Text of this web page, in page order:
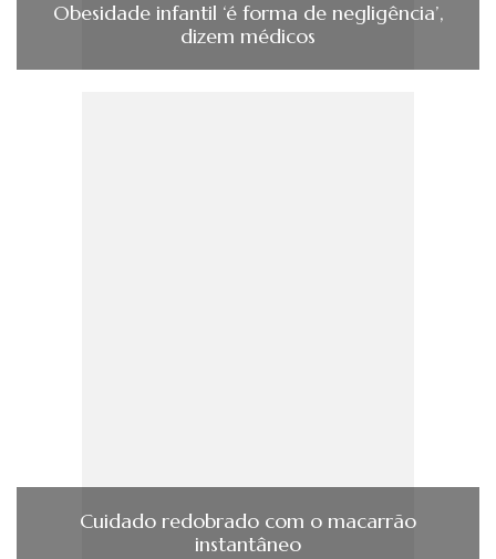
Obesidade infantil ‘é forma de negligência’,
dizem médicos
Cuidado redobrado com o macarrão
instantâneo